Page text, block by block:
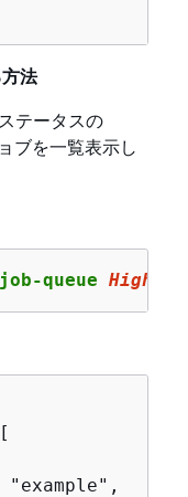
法
テータスの
ブを一覧表示し
queue
"example",